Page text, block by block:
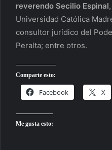
reverendo Secilio Espinal
Universidad Católica
consultor jurídico del
Peralta; entre otros.
Comparte esto:
Facebook X
Me gusta esto: